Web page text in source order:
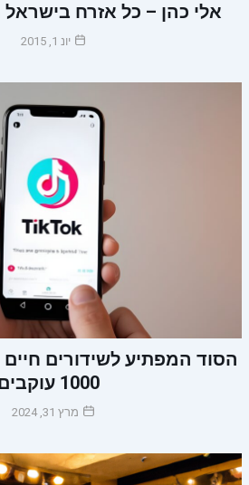
אלי כהן – כל אזרח בישראל
יונ 1, 2015
הסוד המפתיע לשידורים
1000 עוקבים!
מרץ 31, 2024